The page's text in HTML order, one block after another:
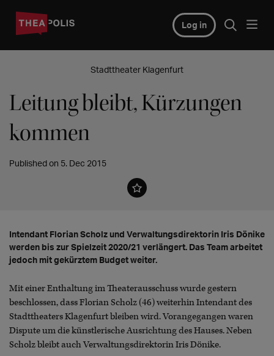
Log in
Stadttheater Klagenfurt
Leitung bleibt, Kürzungen
kommen
Published on 5. Dec 2015
Intendant Florian Scholz und Verwaltungsdirektorin Iris Dönike
werden bis zur Spielzeit 2020/21 verlängert. Das Team arbeitet
jedoch mit gekürztem Budget weiter.
Mit einer Enthaltung im Theaterausschuss wurde gestern
beschlossen, dass Florian Scholz (46) weiterhin Intendant des
Stadttheaters Klagenfurt bleiben wird. Vorangegangen waren
Dispute um die künstlerische Ausrichtung des Hauses. Neben
Scholz bleibt auch Verwaltungsdirektorin Iris Dönike.